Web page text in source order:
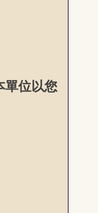
單位以您